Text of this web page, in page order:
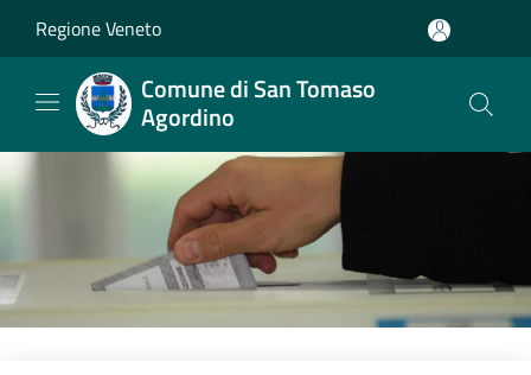
Regione Veneto
Comune di San Tomaso
Agordino